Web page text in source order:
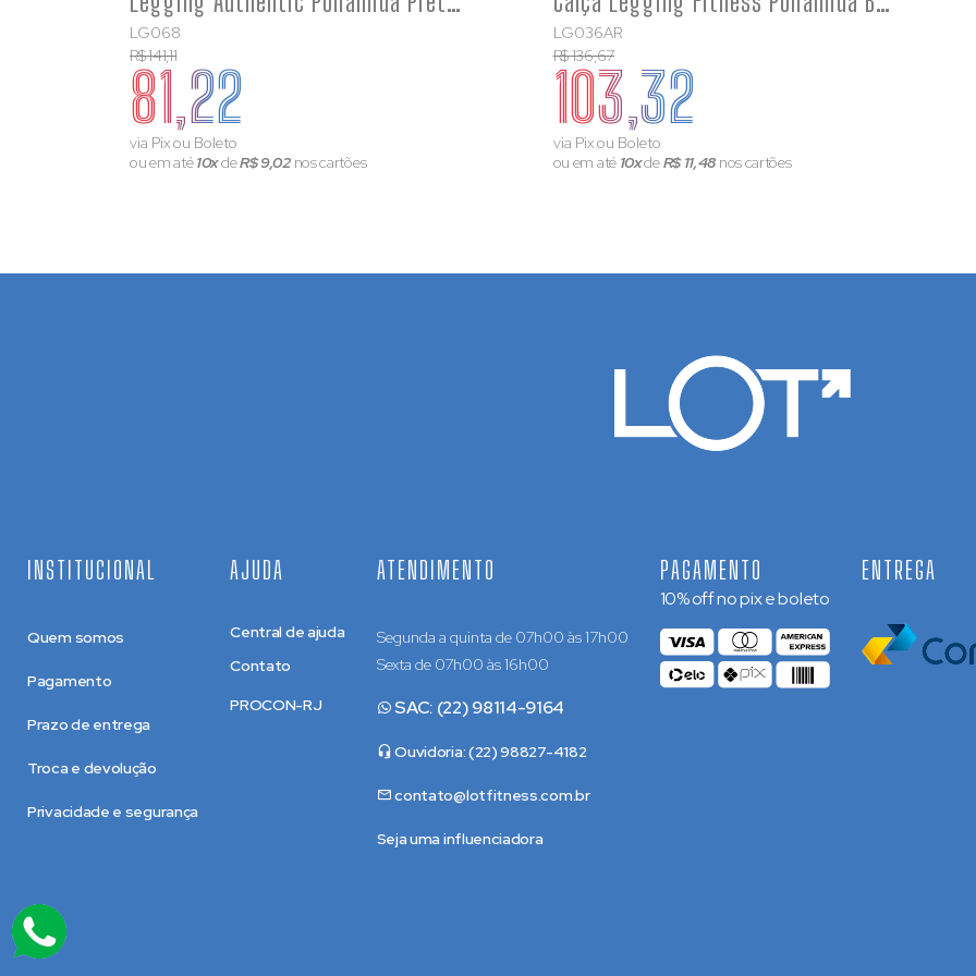
LG068
R$ 141,11
81,22
via Pix ou Boleto
ou em até10xdeR$ 9,02nos cartões
LG036AR
R$ 136,67
103,32
via Pix ou Boleto
ou em até 10xdeR$ 11,48 nos cartões
INSTITUCIONAL
Quem somos
Pagamento
Prazo de entrega
Troca e devolução
Privacidade e segurança
AJUDA
Central de ajuda
Contato
PROCON-RJ
ATENDIMENTO
Segunda a quinta de 07h00 às 17h00
Sexta de 07h00 às 16h00
SAC: (22) 98114-9164
Ouvidoria: (22) 98827-4182
contato@lotfitness.com.br
Seja uma influenciadora
PAGAMENTO
10% off no pix e boleto
ENTREGA